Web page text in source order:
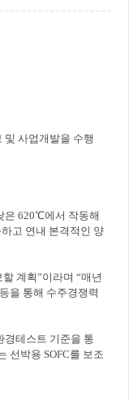
및 사업개발을 수행
은 620℃에서 작동해
고 연내 본격적인 양
할 계획”이라며 “매년
을 통해 수주경쟁력
경테스트 기준을 통
선박용 SOFC를 보조